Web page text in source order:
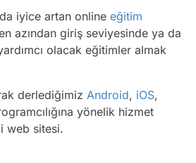
iyice artan online eğitim
azından giriş seviyesinde ya da
olacak eğitimler almak
derlediğimiz Android, iOS,
yönelik hizmet
web sitesi.